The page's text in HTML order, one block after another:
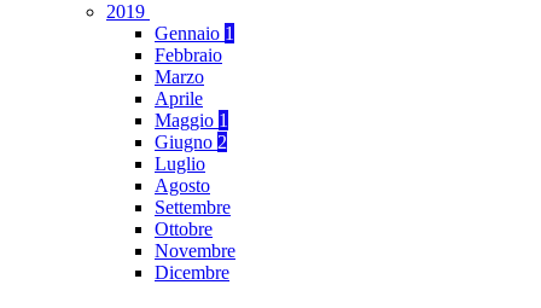
2019
Gennaio 1
Febbraio
Marzo
Aprile
Maggio 1
Giugno 2
Luglio
Agosto
Settembre
Ottobre
Novembre
Dicembre